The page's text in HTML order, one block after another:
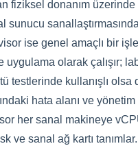
fiziksel donanım üzerinde
sunucu
ise genel amaçlı bir
uygulama olarak çalışır;
testlerinde kullanışlı olsa
hata alanı ve yönetim
her sanal makineye
ve sanal ağ kartı